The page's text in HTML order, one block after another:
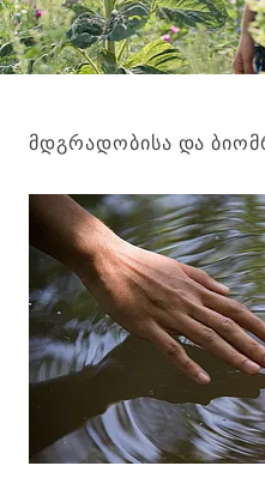
ᲛᲓᲒᲠᲐᲓᲝᲑᲘᲡᲐ ᲓᲐ